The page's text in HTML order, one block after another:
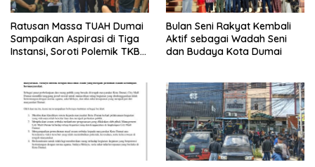
Ratusan Massa TUAH Dumai
Sampaikan Aspirasi di Tiga
Instansi, Soroti Polemik TKBM
Bulan Seni Rakyat Kembali
Aktif sebagai Wadah Seni
dan Budaya Kota Dumai